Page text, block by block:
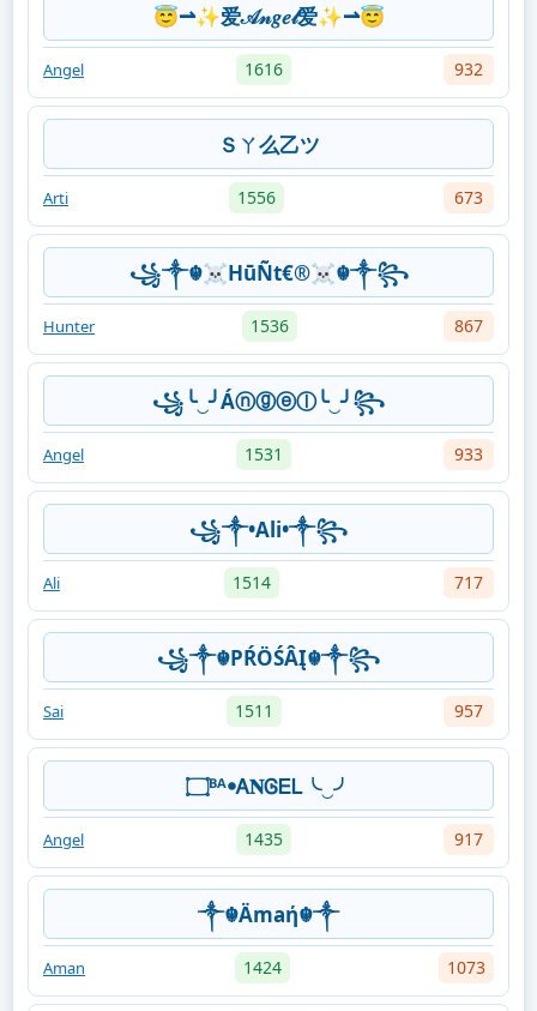
😇⇀✨爱𝒜𝓃𝑔𝑒𝓁爱✨⇀😇
Angel 1616 932
Ｓㄚ么乙ツ
Arti 1556 673
꧁༒☬☠HūÑt€®☠︎☬༒꧂
Hunter 1536 867
꧁╰‿╯Áⓝⓖⓔⓛ╰‿╯꧂
Angel 1531 933
꧁༒•Ali•༒꧂
Ali 1514 717
꧁༒☬PŔÖŚÂĮ☬༒꧂
Sai 1511 957
۝ᴮᴬꔷᎪ𝐍ᎶᎬᏞ╰‿╯
Angel 1435 917
༒☬Ämaή☬༒
Aman 1424 1073